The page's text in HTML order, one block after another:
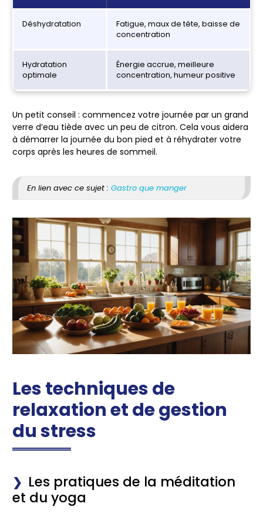
Déshydratation
Fatigue, maux de tête, baisse de
concentration
Hydratation
optimale
Énergie accrue, meilleure
concentration, humeur positive
Un petit conseil : commencez votre journée par un grand
verre d’eau tiède avec un peu de citron. Cela vous aidera
à démarrer la journée du bon pied et à réhydrater votre
corps après les heures de sommeil.
En lien avec ce sujet : Gastro que manger
Les techniques de
relaxation et de gestion
du stress
Les pratiques de la méditation
et du yoga